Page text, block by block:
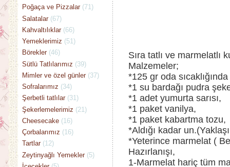
Sıra tatlı ve marmelatlı
Malzemeler;
*125 gr oda
*1 su bardağı pudra
*1 adet yumurta sarısı,
*1 paket vanilya,
*1 paket kabartma tozu,
*Aldığı kadar
*Yeterince marmelat (
Hazırlanışı,
1-Marmelat hariç tüm
Poğaça ve Pizzalar (71)
Salatalar (67)
Kahvaltılıklar (66)
Yemeklerimiz (51)
Börekler (46)
Sütlü Tatlılarımız (39)
Mimler ve özel günler (37)
Sofralarımız (34)
Şerbetli tatlılar (31)
Şekerlemelerimiz (21)
Cheesecake (16)
Çorbalarımız (16)
Tartlar (12)
Zeytinyağlı Yemekler (5)